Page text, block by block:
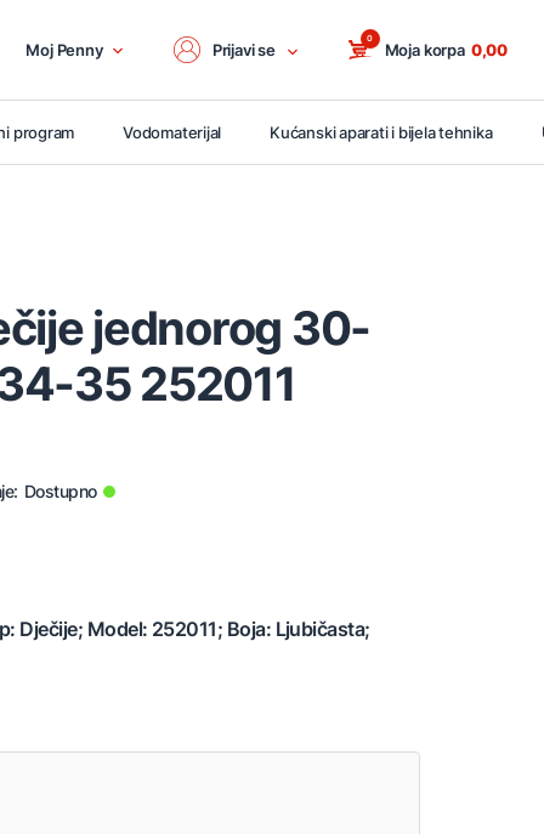
Moj Penny Prijavi se Moja korpa
0
0,00
program Vodomaterijal Kućanski aparati i bijela tehnika
jednorog 30-
35 252011
Dostupno
Dječije; Model: 252011; Boja: Ljubičasta;